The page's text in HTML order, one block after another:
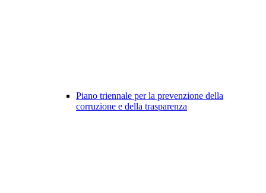
Piano triennale per la prevenzione della
corruzione e della trasparenza